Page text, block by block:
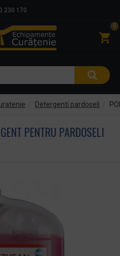
230 170
0
Detergenti pardoseli
PENTRU PARDOSELI